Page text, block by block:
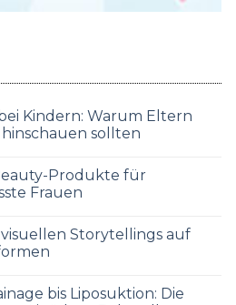
Kindern: Warum Eltern
sollten
Produkte für
Frauen
Storytellings auf
bis Liposuktion: Die